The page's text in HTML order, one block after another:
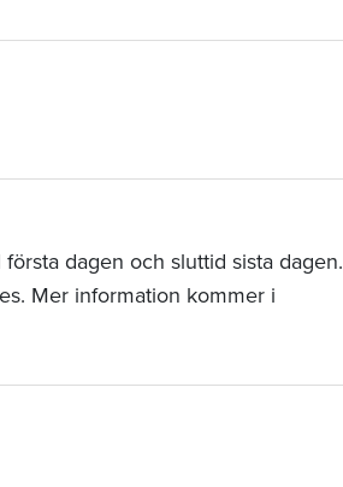
dagen och sluttid sista dagen.
Mer information kommer i